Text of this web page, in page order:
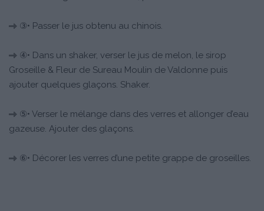
③• Passer le jus obtenu au chinois.
④• Dans un shaker, verser le jus de melon, le sirop
Groseille & Fleur de Sureau Moulin de Valdonne puis
ajouter quelques glaçons. Shaker.
⑤• Verser le mélange dans des verres et allonger d’eau
gazeuse. Ajouter des glaçons.
⑥• Décorer les verres d’une petite grappe de groseilles.